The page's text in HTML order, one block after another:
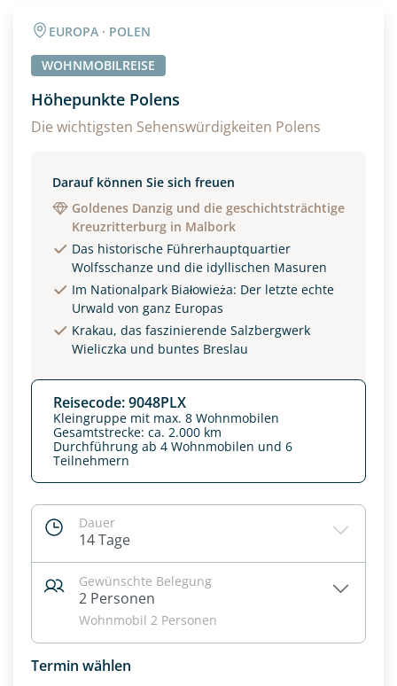
EUROPA · POLEN
WOHNMOBILREISE
Höhepunkte Polens
Die wichtigsten Sehenswürdigkeiten Polens
Darauf können Sie sich freuen
Goldenes Danzig und die geschichtsträchtige
Kreuzritterburg in Malbork
Das historische Führerhauptquartier
Wolfsschanze und die idyllischen Masuren
Im Nationalpark Białowieża: Der letzte echte
Urwald von ganz Europas
Krakau, das faszinierende Salzbergwerk
Wieliczka und buntes Breslau
Reisecode: 9048PLX
Kleingruppe mit max. 8 Wohnmobilen
Gesamtstrecke: ca. 2.000 km
Durchführung ab 4 Wohnmobilen und 6
Teilnehmern
Dauer
14 Tage
Gewünschte Belegung
2 Personen
Wohnmobil 2 Personen
Termin wählen
Anzahl Erwachsener Reisen Sie mit Hund/en?
Option 2
Weitere Informationen
Datenschutz & Transparenz ist uns sehr wichtig!
Die Anfrage wird via SSL verschlüsselt an unseren Server
geschickt. Mit Absenden des Formulars, erklären Sie, dass
Sie dieDatenschutzerklärungundWiderrufhinweisezur
Kenntnis genommen und akzeptiert haben.